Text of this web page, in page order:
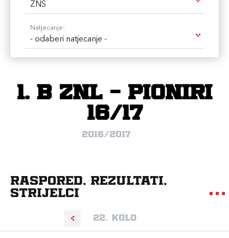
ZNS
Natjecanje:
- odaberi natjecanje -
1. B ZNL - PIONIRI
16/17
2016/2017
Raspored, rezultati,
strijelci
22. kolo